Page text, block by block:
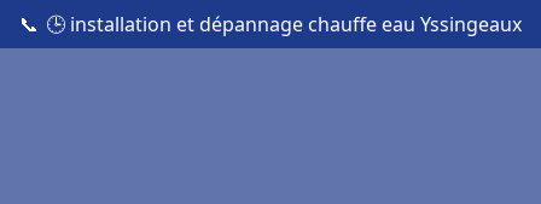
📞 🕒 installation et dépannage chauffe eau Yssingeaux